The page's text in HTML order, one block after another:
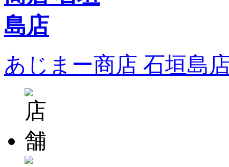
あじまー商店 石垣島